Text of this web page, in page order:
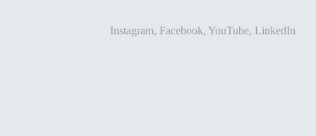
Instagram, Facebook, YouTube, LinkedIn